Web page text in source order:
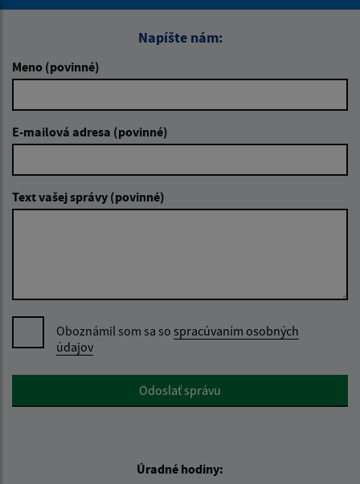
Napíšte nám:
Meno (povinné)
E-mailová adresa (povinné)
Text vašej správy (povinné)
Oboznámil som sa so spracúvaním osobných
údajov
Google reCaptcha ResponseOdoslať správu
Úradné hodiny: